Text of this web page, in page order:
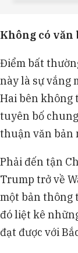
Không có văn
Điểm bất
này là sự vắng
Hai bên không
tuyên bố
thuận văn bản
Phải đến tận
Trump trở về
một bản thông
đó liệt kê
đạt được với